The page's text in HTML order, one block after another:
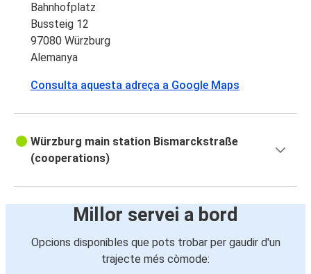
Bahnhofplatz
Bussteig 12
97080 Würzburg
Alemanya
Consulta aquesta adreça a Google Maps
Würzburg main station Bismarckstraße
(cooperations)
Millor servei a bord
Opcions disponibles que pots trobar per gaudir d'un
trajecte més còmode: